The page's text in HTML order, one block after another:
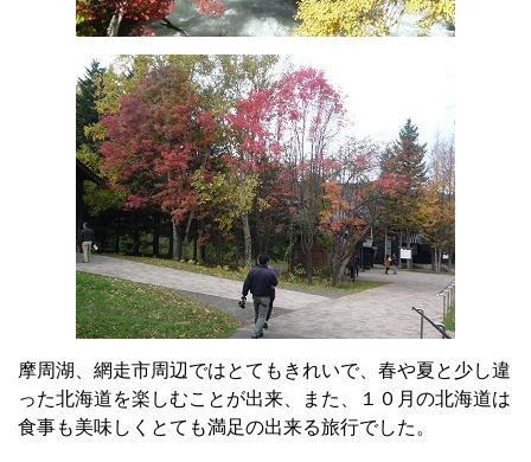
摩周湖、網走市周辺ではとてもきれいで、春や夏と少し違
った北海道を楽しむことが出来、また、１０月の北海道は
食事も美味しくとても満足の出来る旅行でした。